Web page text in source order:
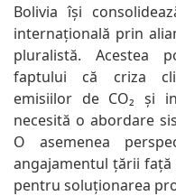
Bolivia își
internațională prin
pluralistă. Acestea
faptului că criza
emisiilor de CO₂ și
necesită o abordare
O asemenea
angajamentul țării
pentru soluționarea